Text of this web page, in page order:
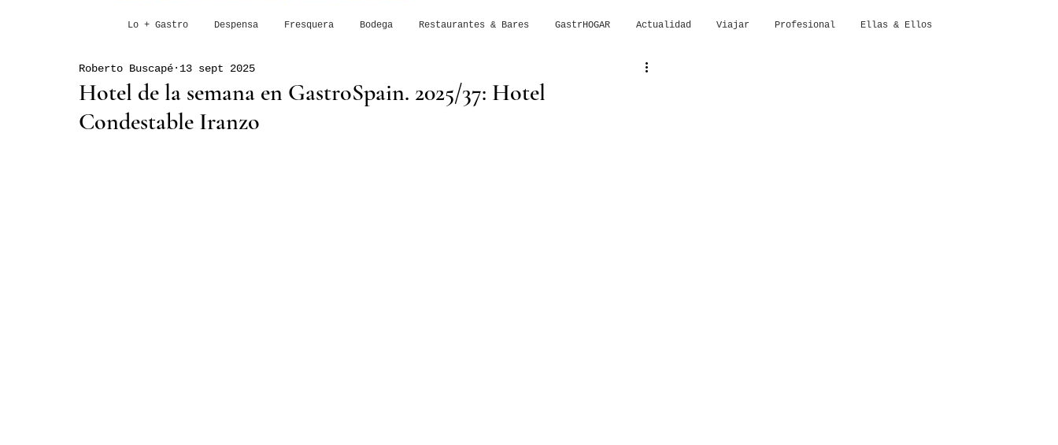
Lo + Gastro Despensa Fresquera Bodega Restaurantes & Bares GastrHOGAR Actualidad Viajar Profesional Ellas & Ellos
Hotel de la semana en GastroSpain. 2025/37: Hotel
Condestable Iranzo
Roberto Buscapé 13 sept 2025